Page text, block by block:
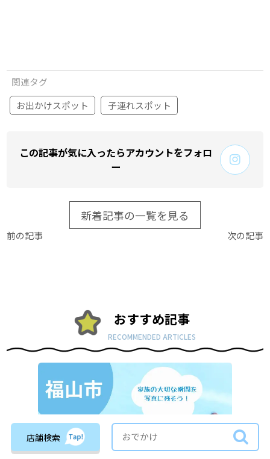
関連タグ
お出かけスポット
子連れスポット
この記事が気に入ったらアカウントをフォロ
ー
新着記事の一覧を見る
前の記事 次の記事
おすすめ記事
RECOMMENDED ARTICLES
店舗検索